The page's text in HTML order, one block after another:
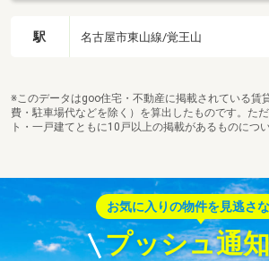
駅 名古屋市東山線/覚王山
※このデータはgoo住宅・不動産に掲載されている賃
費・駐車場代などを除く）を算出したものです。た
ト・一戸建てともに10戸以上の掲載があるものにつ
お気に入りの物件を見逃さな
プッシュ通